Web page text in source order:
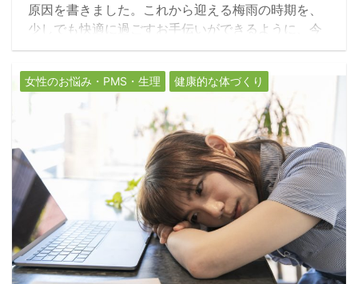
原因を書きました。これから迎える梅雨の時期を、
少しでも快適に過ごすお手伝いができるように、今
回は梅雨の時期に起こりやすい体調不良の対処方法
をお伝えしたいと思います。
女性のお悩み・PMS・生理 健康的な体づくり